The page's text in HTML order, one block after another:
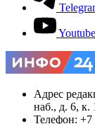
Youtube
Адрес
наб., д. 6, к.
Телефон: +7